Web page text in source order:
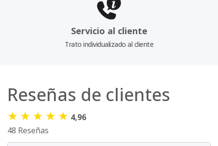
Servicio al cliente
Trato individualizado al cliente
Reseñas de clientes
★ ★ ★ ★ ★ 4,96
48 Reseñas